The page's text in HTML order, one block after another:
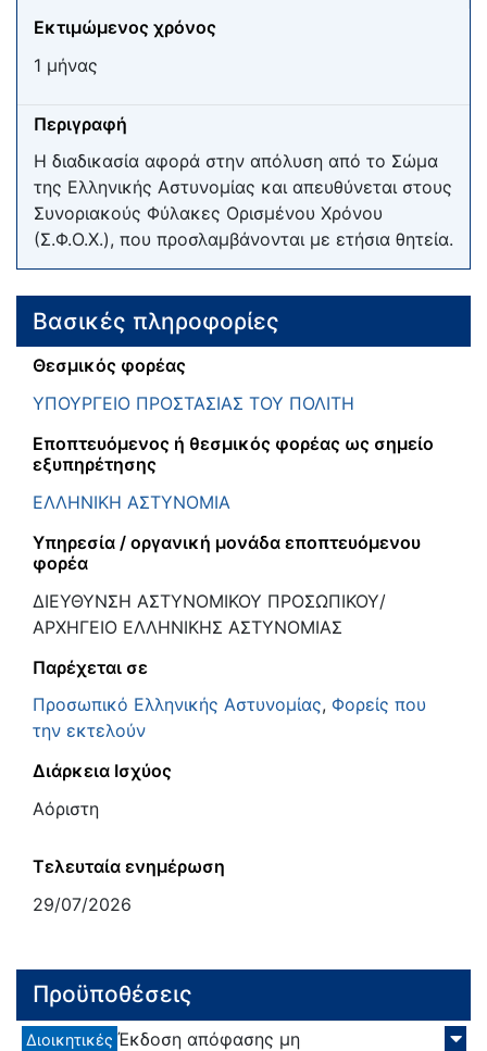
Εκτιμώμενος χρόνος
1 μήνας
Περιγραφή
Η διαδικασία αφορά στην απόλυση από το Σώμα
της Ελληνικής Αστυνομίας και απευθύνεται στους
Συνοριακούς Φύλακες Ορισμένου Χρόνου
(Σ.Φ.Ο.Χ.), που προσλαμβάνονται με ετήσια θητεία.
Βασικές πληροφορίες
Θεσμικός φορέας
ΥΠΟΥΡΓΕΙΟ ΠΡΟΣΤΑΣΙΑΣ ΤΟΥ ΠΟΛΙΤΗ
Εποπτευόμενος ή θεσμικός φορέας ως σημείο
εξυπηρέτησης
ΕΛΛΗΝΙΚΗ ΑΣΤΥΝΟΜΙΑ
Υπηρεσία / οργανική μονάδα εποπτευόμενου
φορέα
ΔΙΕΥΘΥΝΣΗ ΑΣΤΥΝΟΜΙΚΟΥ ΠΡΟΣΩΠΙΚΟΥ/
ΑΡΧΗΓΕΙΟ ΕΛΛΗΝΙΚΗΣ ΑΣΤΥΝΟΜΙΑΣ
Παρέχεται σε
Προσωπικό Ελληνικής Αστυνομίας, Φορείς που
την εκτελούν
Διάρκεια Ισχύος
Αόριστη
Τελευταία ενημέρωση
29/07/2026
Προϋποθέσεις
Διοικητικές Έκδοση απόφασης μη